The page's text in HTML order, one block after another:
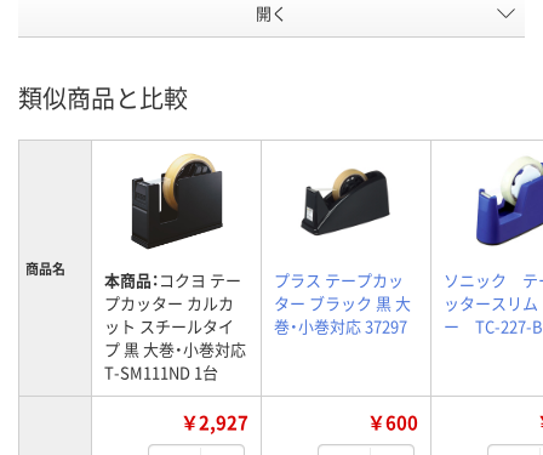
開く
類似商品と比較
商品名 本商品：コクヨ テー
プカッター カルカ
ット スチールタイ
プ 黒 大巻・小巻対応
T-SM111ND 1台
プラス テープカッ
ター ブラック 黒 大
巻・小巻対応 37297
ソニック テ
ッタースリ
ー TC-227-B
￥2,927 ￥600